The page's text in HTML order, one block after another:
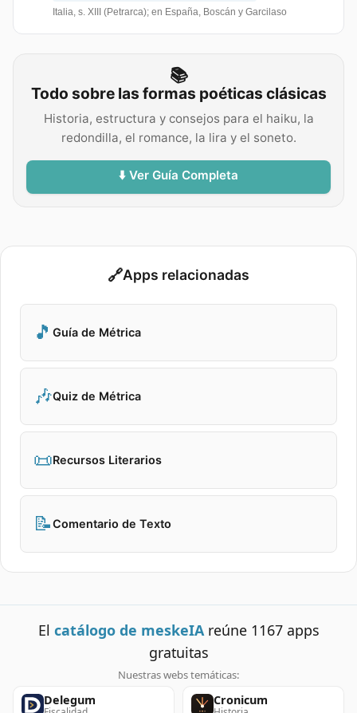
Italia, s. XIII (Petrarca); en España, Boscán y Garcilaso
📚
Todo sobre las formas poéticas clásicas
Historia, estructura y consejos para el haiku, la
redondilla, el romance, la lira y el soneto.
⬇️ Ver Guía Completa
🔗Apps relacionadas
🎵 Guía de Métrica
🎶Quiz de Métrica
📜Recursos Literarios
📝Comentario de Texto
El catálogo de meskeIA reúne 1167apps
gratuitas
Nuestras webs temáticas:
Delegum Cronicum